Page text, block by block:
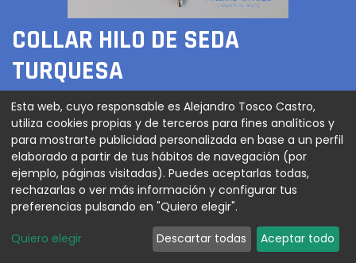
COLLAR HILO DE SEDA
TURQUESA
100,00€
AGREGAR AL CARRITO
Collar en Hilo de seda turquesa con brazo de coral
Esta web, cuyo responsable es Alejandro Tosco Castro,
utiliza cookies propias y de terceros para fines analíticos y
para mostrarte publicidad personalizada en base a un perfil
elaborado a partir de tus hábitos de navegación (por
ejemplo, páginas visitadas). Puedes aceptarlas todas,
rechazarlas o ver más información y configurar tus
preferencias pulsando en "Quiero elegir".
Quiero elegir Descartar todas Aceptar todo